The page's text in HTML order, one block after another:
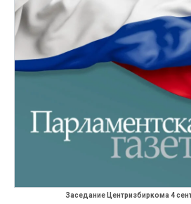
Заседание Центризбиркома 4